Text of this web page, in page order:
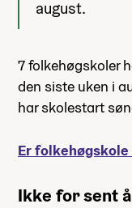
august.
7 folkehøgskoler
den siste uken i
har skolestart
Er
Ikke for sent